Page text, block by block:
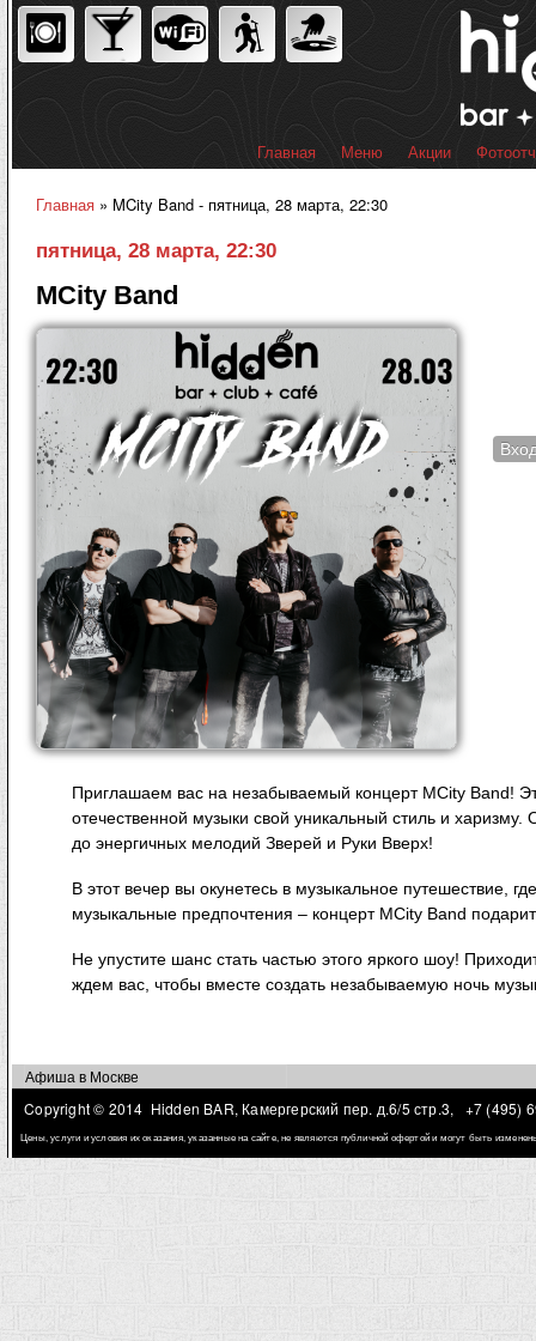
Главное меню
Главная Меню Акции
Главная » MCity Band - пятница, 28 марта, 22:30
пятница, 28 марта, 22:30
MCity Band
Приглашаем вас на незабываемый концерт MCity Band!
отечественной музыки свой уникальный стиль и
до энергичных мелодий Зверей и Руки Вверх!
В этот вечер вы окунетесь в музыкальное путешествие,
музыкальные предпочтения – концерт MCity Band
Не упустите шанс стать частью этого яркого шоу!
ждем вас, чтобы вместе создать незабываемую ночь
Афиша в Москве
Copyright © 2014 Hidden BAR, Камергерский пер. д.6/5 стр.3, +7 (495)
Цены, услуги и условия их оказания, указанные на сайте, не являются публичной офертой и могут быть